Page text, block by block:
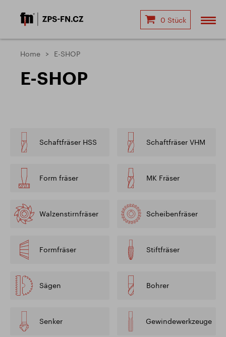
0 Stück
Home E-SHOP
E-SHOP
Schaftfräser HSS Schaftfräser VHM
Form fräser MK Fräser
Walzenstirnfräser Scheibenfräser
Formfräser Stiftfräser
Sägen Bohrer
Senker Gewindewerkzeuge